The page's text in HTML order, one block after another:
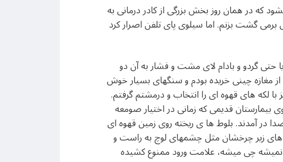
در همان روز بخش بزرگی از کادر درمانی به
گشت بزنم. اما سیلوی پای تلفن اصرار کرد
گردو و بادام لای مشت و فشار به آن دو
مغازه چینی خریده بودم و سنگهای بسیار خوش
لکه های قهوه ای را انتخاب و درمشتم گرفتم.
بیمارستان قدیمی که زمانی در اختیار صومعه
در آمدند. بلوط ها ی ریخته روی زمین قهوه ای
های زیر چرخشان مثل چشمهای لوچ به راست و
نمیشه چی میشه، علامت ورود ممنوع کشیده